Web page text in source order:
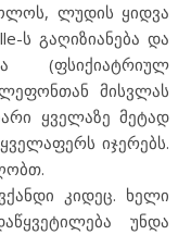
ლუდის ყიდვა
ს გაღიზიანება და
მისვლას
ყველაზე მეტად
იჯერებს.
კიდეც. ხელი
უნდა